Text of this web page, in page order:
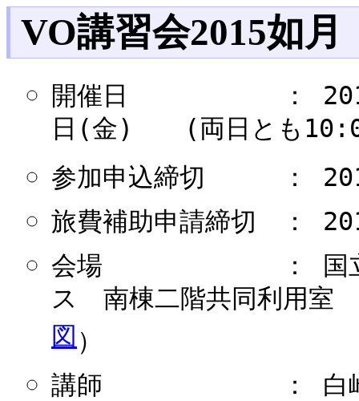
VO講習会2015如月
開催日 ： 2015年
日(金) (両日とも
参加申込締切 ：
旅費補助申請締切 ：
会場 ： 国立天文
ス 南棟二階共同利用室
図）
講師 ： 白崎 裕